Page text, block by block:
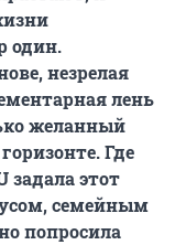
один.
незрелая
лень
желанный
Где
задала этот
семейным
попросила